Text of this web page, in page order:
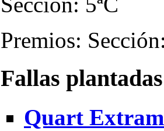
Premios:
Fallas
Quart